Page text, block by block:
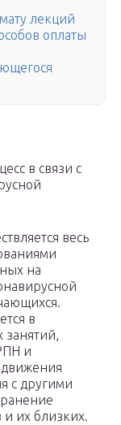
лекций
оплаты
в связи с
весь
на
в
занятий,
и
с другими
и их близких.